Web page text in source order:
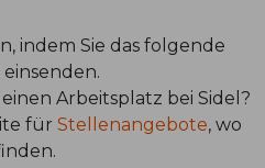
indem Sie das folgende
Arbeitsplatz bei Sidel?
für Stellenangebote, wo